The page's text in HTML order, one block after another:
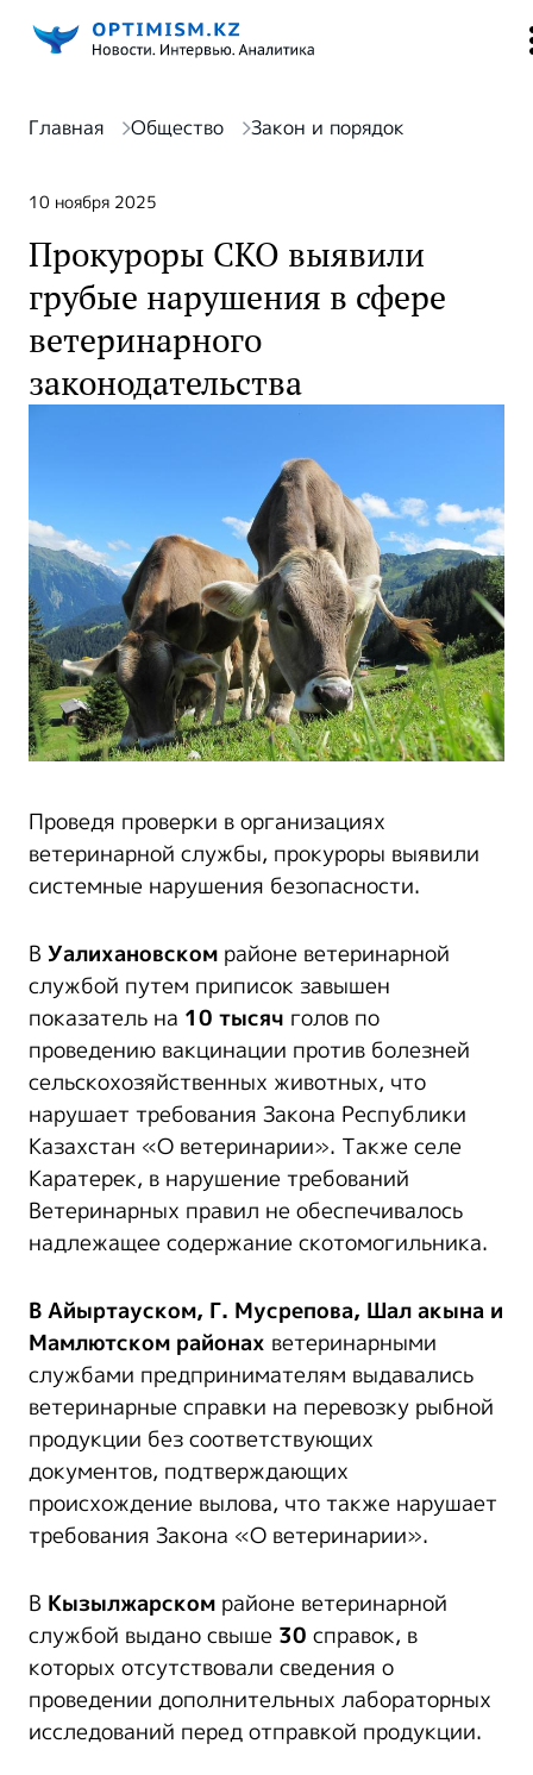
Главная Общество Закон и порядок
10 ноября 2025
Прокуроры СКО выявили
грубые нарушения в сфере
ветеринарного
законодательства
Проведя проверки в организациях
ветеринарной службы, прокуроры выявили
системные нарушения безопасности.
В Уалихановском районе ветеринарной
службой путем приписок завышен
показатель на 10 тысяч голов по
проведению вакцинации против болезней
сельскохозяйственных животных, что
нарушает требования Закона Республики
Казахстан «О ветеринарии». Также селе
Каратерек, в нарушение требований
Ветеринарных правил не обеспечивалось
надлежащее содержание скотомогильника.
В Айыртауском, Г. Мусрепова, Шал акына и
Мамлютском районах ветеринарными
службами предпринимателям выдавались
ветеринарные справки на перевозку рыбной
продукции без соответствующих
документов, подтверждающих
происхождение вылова, что также нарушает
требования Закона «О ветеринарии».
В Кызылжарском районе ветеринарной
службой выдано свыше 30 справок, в
которых отсутствовали сведения о
проведении дополнительных лабораторных
исследований перед отправкой продукции.